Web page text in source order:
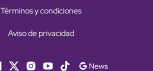
Términos y condiciones
Aviso de privacidad